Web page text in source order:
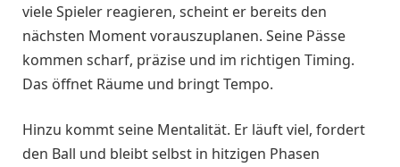
viele Spieler reagieren, scheint er bereits den
nächsten Moment vorauszuplanen. Seine Pässe
kommen scharf, präzise und im richtigen Timing.
Das öffnet Räume und bringt Tempo.
Hinzu kommt seine Mentalität. Er läuft viel, fordert
den Ball und bleibt selbst in hitzigen Phasen